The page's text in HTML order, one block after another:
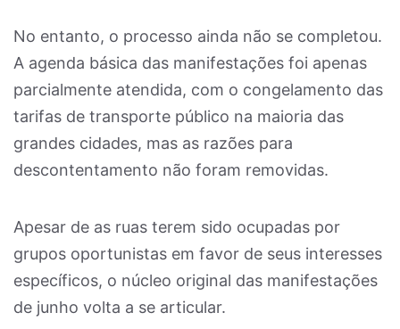
No entanto, o processo ainda não se completou.
A agenda básica das manifestações foi apenas
parcialmente atendida, com o congelamento das
tarifas de transporte público na maioria das
grandes cidades, mas as razões para
descontentamento não foram removidas.
Apesar de as ruas terem sido ocupadas por
grupos oportunistas em favor de seus interesses
específicos, o núcleo original das manifestações
de junho volta a se articular.